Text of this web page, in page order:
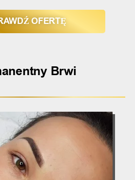
OFERTĘ
Brwi